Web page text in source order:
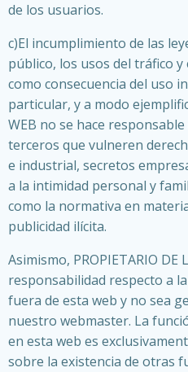
de los usuarios.
c)El incumplimiento de las
público, los usos del tráfico
como consecuencia del uso
particular, y a modo
WEB no se hace
terceros que vulneren
e industrial, secretos
a la intimidad personal y
como la normativa en
publicidad ilícita.
Asimismo, PROPIETARIO DE
responsabilidad respecto a
fuera de esta web y no sea
nuestro webmaster. La
en esta web es
sobre la existencia de otras